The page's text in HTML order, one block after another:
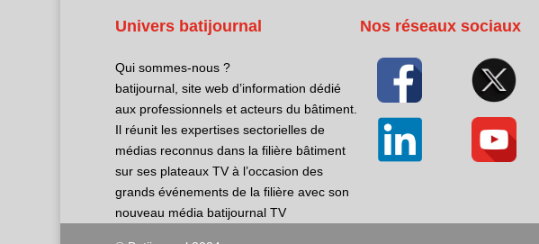
Univers batijournal
Qui sommes-nous ?
batijournal, site web d’information dédié
aux professionnels et acteurs du bâtiment.
Il réunit les expertises sectorielles de
médias reconnus dans la filière bâtiment
sur ses plateaux TV à l’occasion des
grands événements de la filière avec son
nouveau média batijournal TV
Nos réseaux sociaux